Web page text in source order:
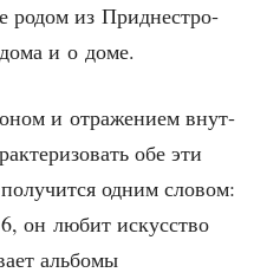
родом из При­дне­стро­
и о доме.
и отра­же­ни­ем внут­
обе эти
одним сло­вом:
он любит искус­ство
аль­бо­мы